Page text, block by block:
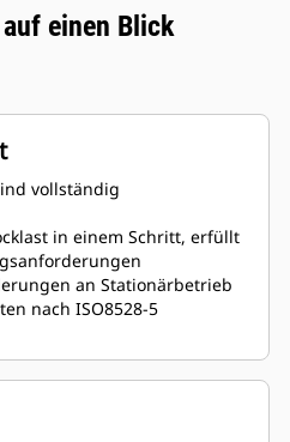
einen Blick
vollständig
in einem Schritt, erfüllt
an Stationärbetrieb
nach ISO8528-5